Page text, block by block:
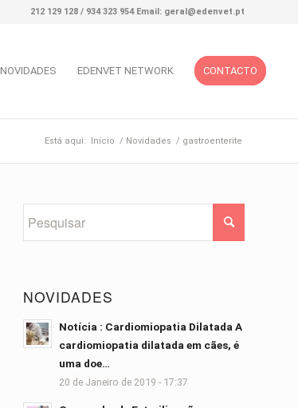
212 129 128 / 934 323 954 Email: geral@edenvet.pt
NOVIDADES EDENVET NETWORK CONTACTO
Está aqui: Início / Novidades / gastroenterite
NOVIDADES
Notícia : Cardiomiopatia Dilatada A
cardiomiopatia dilatada em cães, é
uma doe…
20 de Janeiro de 2019 - 17:37